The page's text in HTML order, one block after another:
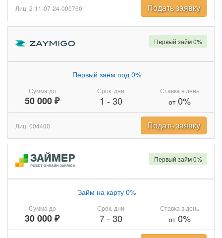
Лиц. 2-11-07-24-000760 Подать заявку
Сумма до
50 000 ₽
Первый заём под 0%
Срок, дни
1 - 30
Ставка в день
от0%
Первый займ 0%
Лиц. 004400 Подать заявку
Сумма до
30 000 ₽
Займ на карту 0%
Срок, дни
7- 30
Ставка в день
от0%
Первый займ 0%